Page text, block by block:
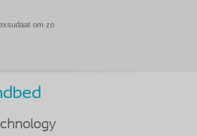
om zo